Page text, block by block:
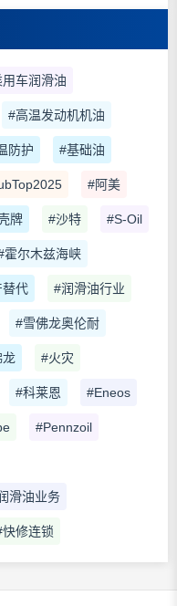
车润滑油
#高温发动机机油
防护 #基础油
#阿美
牌 #沙特 #S-Oil
霍尔木兹海峡
替代 #润滑油行业
#雪佛龙奥伦耐
龙 #火灾
#科莱恩 #Eneos
#Pennzoil
滑油业务
快修连锁